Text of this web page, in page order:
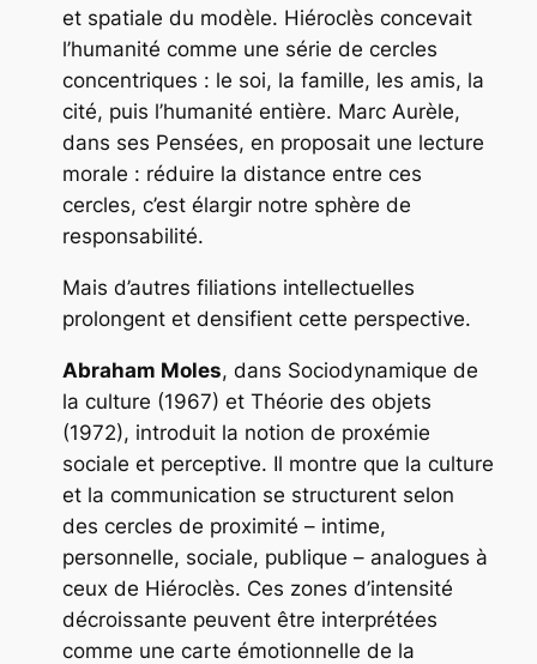
et spatiale du modèle. Hiéroclès concevait
l’humanité comme une série de cercles
concentriques : le soi, la famille, les amis, la
cité, puis l’humanité entière. Marc Aurèle,
dans ses Pensées, en proposait une lecture
morale : réduire la distance entre ces
cercles, c’est élargir notre sphère de
responsabilité.
Mais d’autres filiations intellectuelles
prolongent et densifient cette perspective.
Abraham Moles, dans Sociodynamique de
la culture (1967) et Théorie des objets
(1972), introduit la notion de proxémie
sociale et perceptive. Il montre que la culture
et la communication se structurent selon
des cercles de proximité – intime,
personnelle, sociale, publique – analogues à
ceux de Hiéroclès. Ces zones d’intensité
décroissante peuvent être interprétées
comme une carte émotionnelle de la